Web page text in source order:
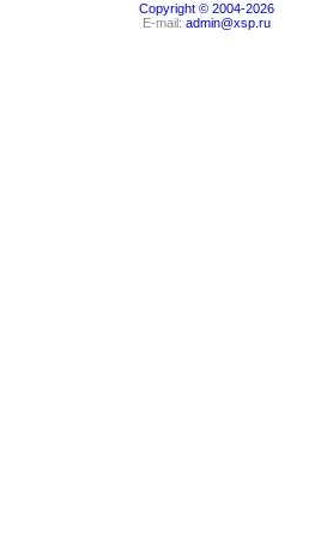
Copyright © 2004-2026
E-mail: admin@xsp.ru